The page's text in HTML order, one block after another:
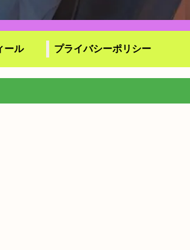
ール プライバシーポリシー